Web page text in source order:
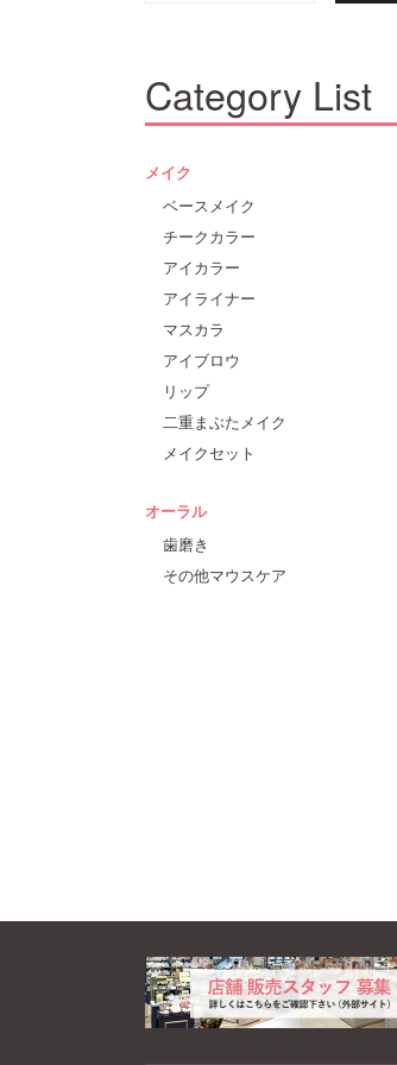
Category List
メイク
ベースメイク
チークカラー
アイカラー
アイライナー
マスカラ
アイブロウ
リップ
二重まぶたメイク
メイクセット
オーラル
歯磨き
その他マウスケア